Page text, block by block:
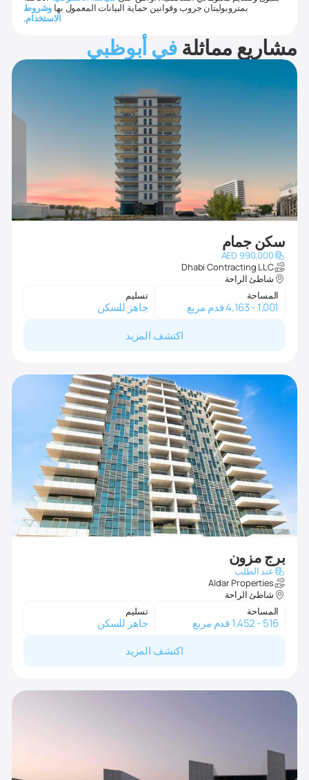
بمتروبوليتان جروب وقوانين حماية البيانات المعمول بها وشروط
الاستخدام
مشاريع مماثلةفي أبوظبي
سكن جمام
AED 990,000
Dhabi Contracting LLC
شاطئ الراحة
المساحة
1,001 - 4,163 قدم مربع
تسليم
جاهز للسكن
اكتشف المزيد
برج مزون
عند الطلب
Aldar Properties
شاطئ الراحة
المساحة
516 - 1,452 قدم مربع
تسليم
جاهز للسكن
اكتشف المزيد